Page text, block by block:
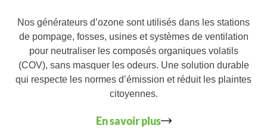
Nos générateurs d’ozone sont utilisés dans les stations
de pompage, fosses, usines et systèmes de ventilation
pour neutraliser les composés organiques volatils
(COV), sans masquer les odeurs. Une solution durable
qui respecte les normes d’émission et réduit les plaintes
citoyennes.
En savoir plus